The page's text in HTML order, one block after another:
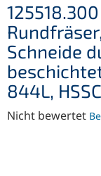
Schneide
844L,
Die
Nicht bewertet